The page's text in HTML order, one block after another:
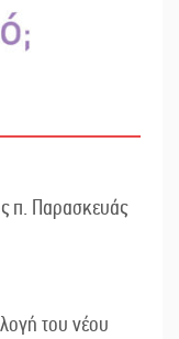
π. Παρασκευάς
του νέου